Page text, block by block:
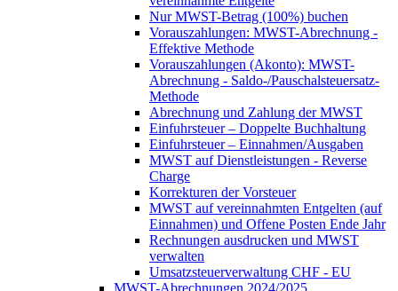
Nur MWST-Betrag (100%) buchen
Vorauszahlungen: MWST-Abrechnung -
Effektive Methode
Vorauszahlungen (Akonto): MWST-
Abrechnung - Saldo-/Pauschalsteuersatz-
Methode
Abrechnung und Zahlung der MWST
Einfuhrsteuer – Doppelte Buchhaltung
Einfuhrsteuer – Einnahmen/Ausgaben
MWST auf Dienstleistungen - Reverse
Charge
Korrekturen der Vorsteuer
MWST auf vereinnahmten Entgelten (auf
Einnahmen) und Offene Posten Ende Jahr
Rechnungen ausdrucken und MWST
verwalten
Umsatzsteuerverwaltung CHF - EU